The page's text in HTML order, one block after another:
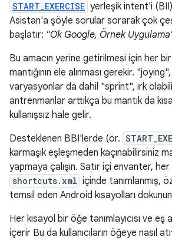
START_EXERCISE yerleşik intent'i (BII)
Asistan'a şöyle sorular sorarak çok
başlatır: "Ok Google, Örnek
Bu amacın yerine getirilmesi için her
mantığının ele alınması gerekir.
varyasyonlar da dahil "sprint", ırk
antrenmanlar arttıkça bu mantık da
kullanışsız hale gelir.
Desteklenen BBI'lerde (ör.
karmaşık eşleşmeden kaçınabilirsiniz
yapmaya çalışın. Satır içi envanter,
shortcuts.xml içinde tanımlanmış,
temsil eden Android kısayolları
Her kısayol bir öğe tanımlayıcısı ve eş
içerir Bu da kullanıcıların öğeye nasıl